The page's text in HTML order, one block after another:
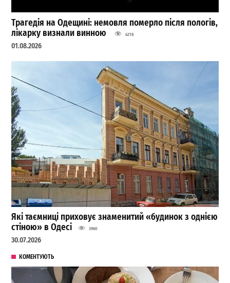
Трагедія на Одещині: немовля померло після пологів,
лікарку визнали винною
4218
01.08.2026
Які таємниці приховує знаменитий «будинок з однією
стіною» в Одесі
3960
30.07.2026
КОМЕНТУЮТЬ